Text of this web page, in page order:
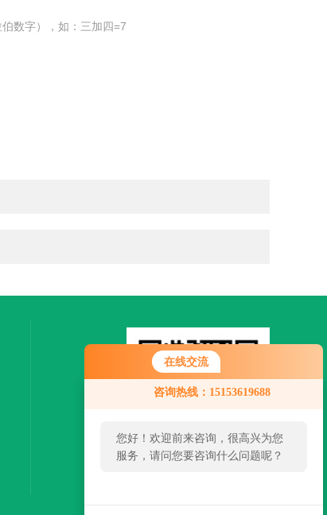
在线交流
咨询热线：15153619688
您好！欢迎前来咨询，很高兴为您
服务，请问您要咨询什么问题呢？
数字），如：三加四=7